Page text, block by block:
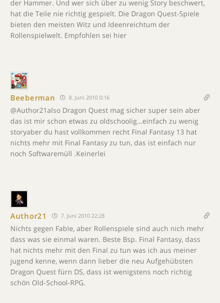
der Hammer. Und wer sich über zu wenig Story beschwert,
hat die Teile nie richtig gespielt. Die Dragon Quest-Spiele
bieten den meisten Witz und Ideenreichtum der
Rollenspielwelt. Empfohlen sei hier
Beeberman 8. Juni 2010 0:16
@Author21also Dragon Quest mag sicher super sein aber
das ist mir schon etwas zu oldschoolig…einfach zu wenig
storyaber du hast vollkommen recht Final Fantasy 13 hat
nichts mehr mit Final Fantasy zu tun, das ist einfach nur
noch Softwaremüll .Keinerlei
Author21 7. Juni 2010 22:28
Nichts gegen Fable, aber Rollenspiele sind auch nich mehr
dass was sie einmal waren. Beste Bsp. Final Fantasy, dass
hat nichts mehr mit den Final zu tun was ich aus meiner
jugend kenne, wenn dann lieber die neu Aufgehübsten
Dragon Quest fürn DS, dass ist wenigstens noch richtig
schön Old-School-RPG.